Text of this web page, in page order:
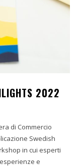
2022
di Commercio
Swedish
in cui esperti
e